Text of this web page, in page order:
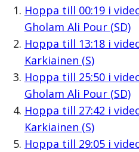
Hoppa till 00:19i
Gholam Ali Pour (SD)
Hoppa till 13:18i
Karkiainen (S)
Hoppa till 25:50i
Gholam Ali Pour (SD)
Hoppa till 27:42 i
Karkiainen (S)
Hoppa till 29:05i